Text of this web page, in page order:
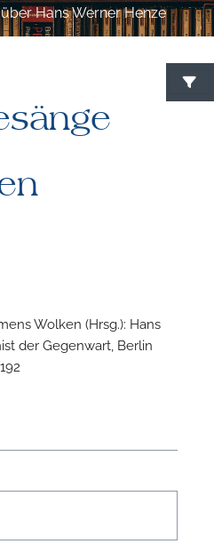
Hans Werner Henze
Wolken (Hrsg.): Hans
der Gegenwart, Berlin